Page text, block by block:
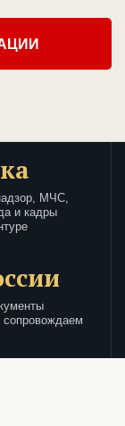
МЧС,
и кадры
сопровождаем